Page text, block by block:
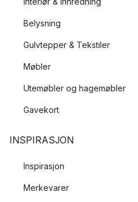
Belysning
Gulvtepper & Tekstiler
Møbler
Utemøbler og hagemøbler
Gavekort
INSPIRASJON
Inspirasjon
Merkevarer